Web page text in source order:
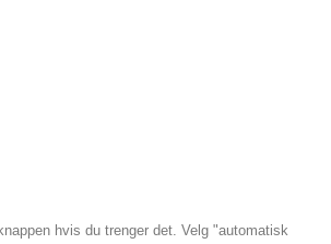
hvis du trenger det. Velg "automatisk